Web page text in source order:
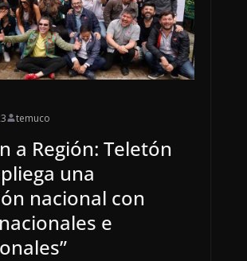
temuco
a Región: Teletón
una
nacional con
e